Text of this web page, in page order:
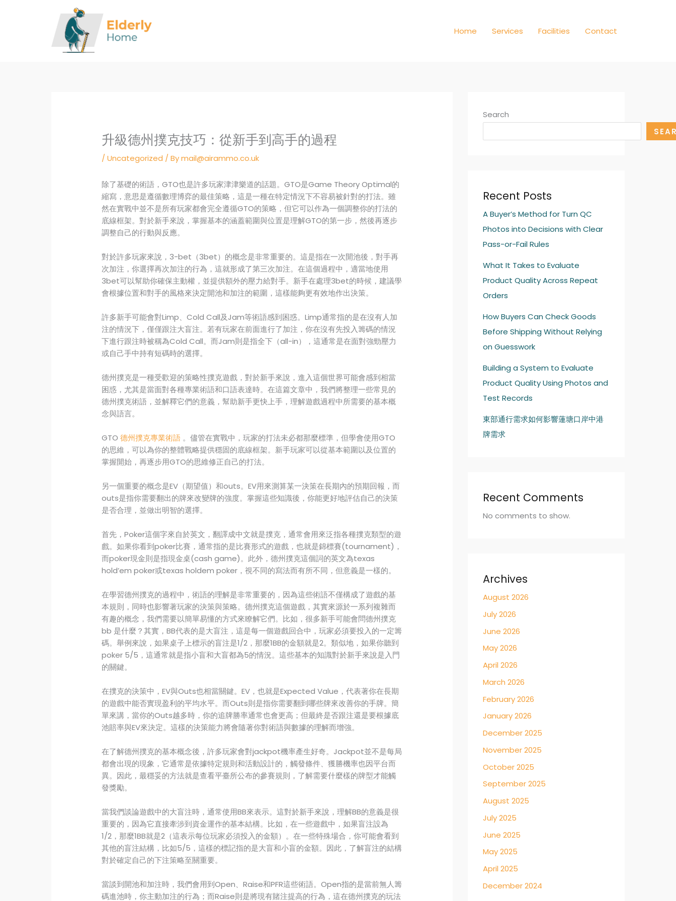
Home Services Facilities Contact
升級德州撲克技巧：從新手到高手的過程
/Uncategorized / Bymail@airammo.co.uk
除了基礎的術語，GTO也是許多玩家津津樂道的話題。GTO是Game Theory Optimal的
縮寫，意思是遵循數理博弈的最佳策略，這是一種在特定情況下不容易被針對的打法。雖
然在實戰中並不是所有玩家都會完全遵循GTO的策略，但它可以作為一個調整你的打法的
底線框架。對於新手來說，掌握基本的涵蓋範圍與位置是理解GTO的第一步，然後再逐步
調整自己的行動與反應。
對於許多玩家來說，3-bet（3bet）的概念是非常重要的。這是指在一次開池後，對手再
次加注，你選擇再次加注的行為，這就形成了第三次加注。在這個過程中，適當地使用
3bet可以幫助你確保主動權，並提供額外的壓力給對手。新手在處理3bet的時候，建議學
會根據位置和對手的風格來決定開池和加注的範圍，這樣能夠更有效地作出決策。
許多新手可能會對Limp、Cold Call及Jam等術語感到困惑。Limp通常指的是在沒有人加
注的情況下，僅僅跟注大盲注。若有玩家在前面進行了加注，你在沒有先投入籌碼的情況
下進行跟注時被稱為Cold Call。而Jam則是指全下（all-in），這通常是在面對強勁壓力
或自己手中持有短碼時的選擇。
德州撲克是一種受歡迎的策略性撲克遊戲，對於新手來說，進入這個世界可能會感到相當
困惑，尤其是當面對各種專業術語和口語表達時。在這篇文章中，我們將整理一些常見的
德州撲克術語，並解釋它們的意義，幫助新手更快上手，理解遊戲過程中所需要的基本概
念與語言。
GTO德州撲克專業術語 。儘管在實戰中，玩家的打法未必都那麼標準，但學會使用GTO
的思維，可以為你的整體戰略提供穩固的底線框架。新手玩家可以從基本範圍以及位置的
掌握開始，再逐步用GTO的思維修正自己的打法。
另一個重要的概念是EV（期望值）和outs。EV用來測算某一決策在長期內的預期回報，而
outs是指你需要翻出的牌來改變牌的強度。掌握這些知識後，你能更好地評估自己的決策
是否合理，並做出明智的選擇。
首先，Poker這個字來自於英文，翻譯成中文就是撲克，通常會用來泛指各種撲克類型的遊
戲。如果你看到poker比賽，通常指的是比賽形式的遊戲，也就是錦標賽(tournament)，
而poker現金則是指現金桌(cash game)。此外，德州撲克這個詞的英文為texas
hold’em poker或texas holdem poker，視不同的寫法而有所不同，但意義是一樣的。
在學習德州撲克的過程中，術語的理解是非常重要的，因為這些術語不僅構成了遊戲的基
本規則，同時也影響著玩家的決策與策略。德州撲克這個遊戲，其實來源於一系列複雜而
有趣的概念，我們需要以簡單易懂的方式來瞭解它們。比如，很多新手可能會問德州撲克
bb 是什麼？其實，BB代表的是大盲注，這是每一個遊戲回合中，玩家必須要投入的一定籌
碼。舉例來說，如果桌子上標示的盲注是1/2，那麼1BB的金額就是2。類似地，如果你聽到
poker 5/5，這通常就是指小盲和大盲都為5的情況。這些基本的知識對於新手來說是入門
的關鍵。
在撲克的決策中，EV與Outs也相當關鍵。EV，也就是Expected Value，代表著你在長期
的遊戲中能否實現盈利的平均水平。而Outs則是指你需要翻到哪些牌來改善你的手牌。簡
單來講，當你的Outs越多時，你的追牌勝率通常也會更高；但最終是否跟注還是要根據底
池賠率與EV來決定。這樣的決策能力將會隨著你對術語與數據的理解而增強。
在了解德州撲克的基本概念後，許多玩家會對jackpot機率產生好奇。Jackpot並不是每局
都會出現的現象，它通常是依據特定規則和活動設計的，觸發條件、獲勝機率也因平台而
異。因此，最穩妥的方法就是查看平臺所公布的參賽規則，了解需要什麼樣的牌型才能觸
發獎勵。
當我們談論遊戲中的大盲注時，通常使用BB來表示。這對於新手來說，理解BB的意義是很
重要的，因為它直接牽涉到資金運作的基本結構。比如，在一些遊戲中，如果盲注設為
1/2，那麼1BB就是2（這表示每位玩家必須投入的金額）。在一些特殊場合，你可能會看到
其他的盲注結構，比如5/5，這樣的標記指的是大盲和小盲的金額。因此，了解盲注的結構
對於確定自己的下注策略至關重要。
當談到開池和加注時，我們會用到Open、Raise和PFR這些術語。Open指的是當前無人籌
碼進池時，你主動加注的行為；而Raise則是將現有賭注提高的行為，這在德州撲克的玩法
Search
Recent Posts
A Buyer’s Method for Turn QC
Photos into Decisions with Clear
Pass-or-Fail Rules
What It Takes to Evaluate
Product Quality Across Repeat
Orders
How Buyers Can Check Goods
Before Shipping Without Relying
on Guesswork
Building a System to Evaluate
Product Quality Using Photos and
Test Records
東部通行需求如何影響蓮塘口岸中港
牌需求
Recent Comments
No comments to show.
Archives
August 2026
July 2026
June 2026
May 2026
April 2026
March 2026
February 2026
January 2026
December 2025
November 2025
October 2025
September 2025
August 2025
July 2025
June 2025
May 2025
April 2025
December 2024